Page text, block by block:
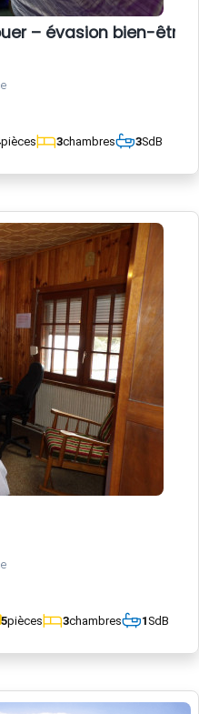
– évasion bien-être
pièces 3chambres 3SdB
5pièces 3chambres 1SdB